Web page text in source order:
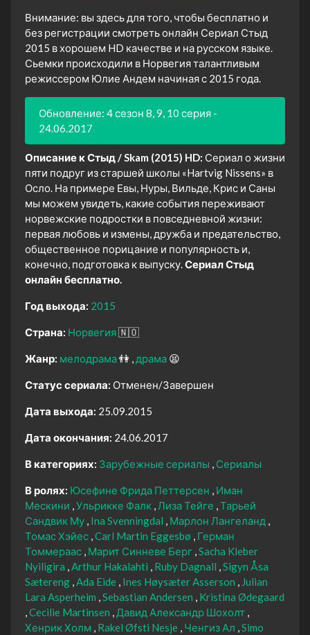
Внимание: вы здесь для того, чтобы бесплатно и
без регистрации смотреть онлайн Сериал Стыд
2015 в хорошем HD качестве и на русском языке.
Сьемки происходили в Норвегия талантливым
режиссером Юлие Андем начиная с 2015 года.
Обновление: 4 сезон 8, 9, 10 серия -
24.06.2017
Описание к Стыд / Skam (2015) HD: Сериал о жизни
пяти подруг из старшей школы «Hartvig Nissens» в
Осло. На примере Евы, Нуры, Вильде, Крис и Саны
мы можем увидеть, какие события переживают
норвежские подростки в повседневной жизни:
первая любовь и измены, дружба и предательство,
общественное порицание и популярность и,
конечно, подготовка к выпуску.Сериал Стыд
онлайн бесплатно.
Год выхода: 2015
Страна: Норвегия🇳🇴
Жанр: мелодрама👫 драма 😫
Статус сериала: Отменен/Завершен
Дата выхода: 25.09.2015
Дата окончания: 24.06.2017
В категориях: Зарубежные сериалы Сериалы
В ролях: Юсефине Фрида Петтерсен
Иман
Мескини Ульрикке Фалк Лиза Тейге Тарьей
Сандвик Му Ina Svenningdal
Марлон Лангеланд
Томас Хэйес Carl Martin Eggesbø
Герман
Томмераас Марит Синневе Берг Sacha Kleber
Nyiligira Arthur Hakalahti Ruby Dagnall Sigyn Åsa
Sætereng Ada Eide Ines Høysæter Asserson
Julian
Lara Asperheim Sebastian Andersen
Kristina Ødegaard
Cecilie Martinsen
Давид Александр Шохолт
Хенрик Холм
Rakel Øfsti Nesje Ченгиз Ал Simo